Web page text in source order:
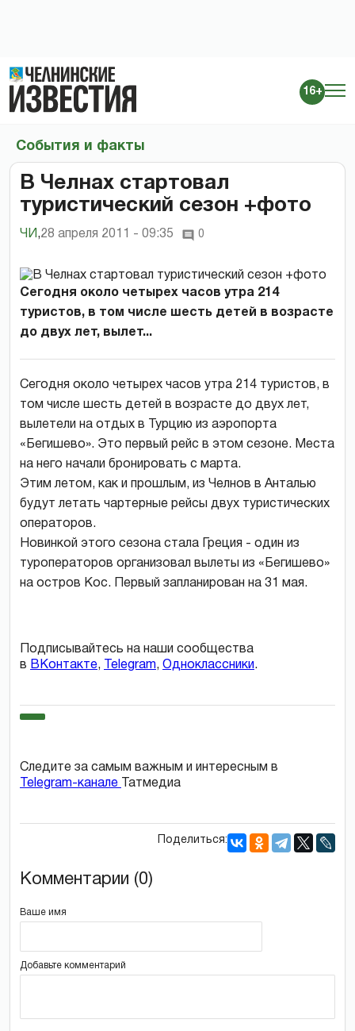
16+
События и факты
В Челнах стартовал
туристический сезон +фото
ЧИ ,28 апреля 2011 - 09:35 0
Сегодня около четырех часов утра 214
туристов, в том числе шесть детей в возрасте
до двух лет, вылет...
Сегодня около четырех часов утра 214 туристов, в
том числе шесть детей в возрасте до двух лет,
вылетели на отдых в Турцию из аэропорта
«Бегишево». Это первый рейс в этом сезоне. Места
на него начали бронировать с марта.
Этим летом, как и прошлым, из Челнов в Анталью
будут летать чартерные рейсы двух туристических
операторов.
Новинкой этого сезона стала Греция - один из
туроператоров организовал вылеты из «Бегишево»
на остров Кос. Первый запланирован на 31 мая.
Подписывайтесь на наши сообщества
в ВКонтакте, Telegram, Одноклассники.
Следите за самым важным и интересным в
Telegram-канале
Татмедиа
Поделиться:
Комментарии (0)
Ваше имя
Добавьте комментарий